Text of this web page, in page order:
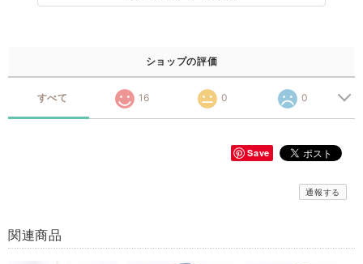
ショップの評価
すべて 16 0 0
Save
通報する
関連商品